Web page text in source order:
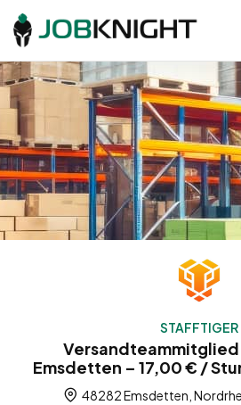
STAFFTIGER
Emsdetten – 17,00 € /
48282 Emsdetten,